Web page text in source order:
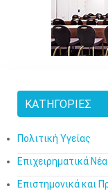
ΚΑΤΗΓΟΡΊΕΣ
Πολιτική Υγείας
Επιχειρηματικά Νέα
Επιστημονικά και